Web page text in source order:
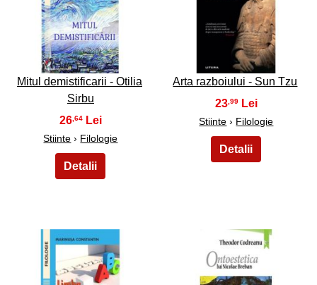
23
Mitul demistificarii - Otilia
Sirbu
26,64
Stiinte › Filologie
24
Arta razboiului - Sun Tzu
23,99
Stiinte › Filologie